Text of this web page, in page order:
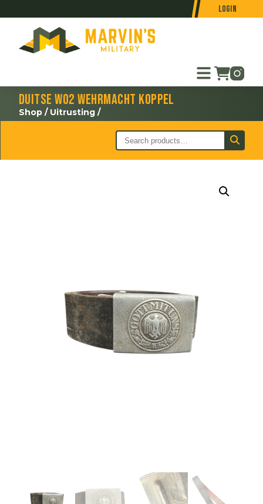
Login
Duitse WO2 Wehrmacht koppel
Shop / Uitrusting /